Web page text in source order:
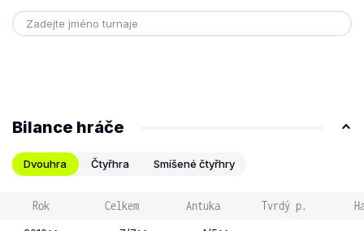
Bilance hráče
Dvouhra Čtyřhra Smíšené čtyřhry
Rok Celkem Antuka Tvrdý p.